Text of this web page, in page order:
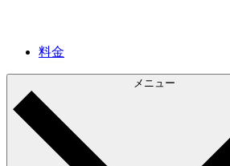
料金
メニュー